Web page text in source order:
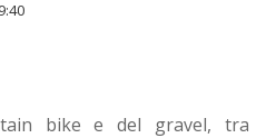
bike e del gravel, tra